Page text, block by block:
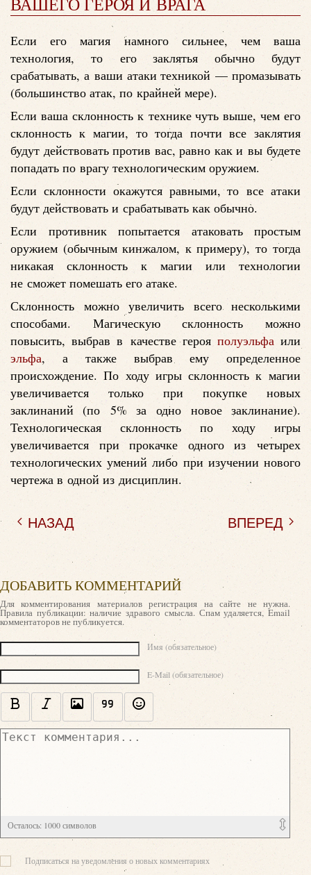
Если его магия намного сильнее, чем ваша
технология, то его заклятья обычно будут
срабатывать, а ваши атаки техникой — промазывать
(большинство атак, по крайней мере).
Если ваша склонность к технике чуть выше, чем его
склонность к магии, то тогда почти все заклятия
будут действовать против вас, равно как и вы будете
попадать по врагу технологическим оружием.
Если склонности окажутся равными, то все атаки
будут действовать и срабатывать как обычно.
Если противник попытается атаковать простым
оружием (обычным кинжалом, к примеру), то тогда
никакая склонность к магии или технологии
не сможет помешать его атаке.
Склонность можно увеличить всего несколькими
способами. Магическую склонность можно
повысить, выбрав в качестве героя полуэльфаили
эльфа, а также выбрав ему определенное
происхождение. По ходу игры склонность к магии
увеличивается только при покупке новых
заклинаний (по 5% за одно новое заклинание).
Технологическая склонность по ходу игры
увеличивается при прокачке одного из четырех
технологических умений либо при изучении нового
чертежа в одной из дисциплин.
НАЗАД ВПЕРЕД
ДОБАВИТЬ КОММЕНТАРИЙ
Для комментирования материалов регистрация на сайте не нужна.
Правила публикации: наличие здравого смысла. Спам удаляется, Email
комментаторов не публикуется.
Имя (обязательное)
E-Mail (обязательное)
Текст комментария
Осталось: 1000символов
Подписаться на уведомления о новых комментариях